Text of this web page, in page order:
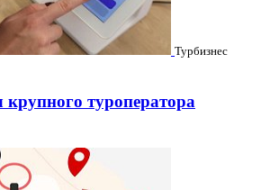
Турбизнес
туроператора